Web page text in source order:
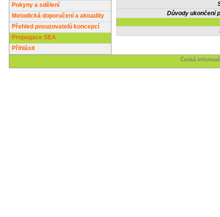
Pokyny a sdělení
Metodická doporučení a aktuality
Přehled posuzovatelů koncepcí
Propagace SEA
Přihlásit
Důvody ukončení
Česká